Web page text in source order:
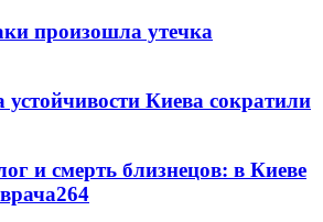
произошла утечка
Киева сократили
и смерть близнецов: в Киеве
264